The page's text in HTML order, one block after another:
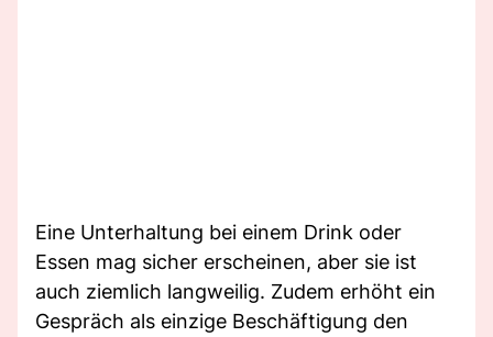
Eine Unterhaltung bei einem Drink oder
Essen mag sicher erscheinen, aber sie ist
auch ziemlich langweilig. Zudem erhöht ein
Gespräch als einzige Beschäftigung den